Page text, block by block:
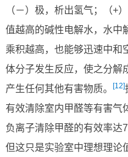
（－）极，析出氢气；（+
值越高的碱性电解水，水中
乘积越高，也能够迅速中和
体分子发生反应，使之分解
产生任何其他有害物质。
[12]
有效清除室内甲醛等有害气
负离子清除甲醛的有效率达
但这只是实验室中理想理论